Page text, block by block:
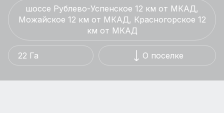
шоссе Рублево-Успенское 12 км от МКАД,
Можайское 12 км от МКАД, Красногорское 12
км от МКАД
22 Га О поселке